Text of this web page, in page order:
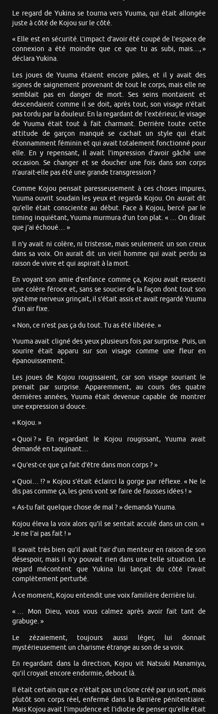
Le regard de Yukina se tourna vers Yuuma, qui était allongée
juste à côté de Kojou sur le côté.
« Elle est en sécurité. L’impact d’avoir été coupé de l’espace de
connexion a été moindre que ce que tu as subi, mais…, »
déclara Yukina.
Les joues de Yuuma étaient encore pâles, et il y avait des
signes de saignement provenant de tout le corps, mais elle ne
semblait pas en danger de mort. Ses seins montaient et
descendaient comme il se doit, après tout, son visage n’était
pas tordu par la douleur. En la regardant de l’extérieur, le visage
de Yuuma était tout à fait charmant. Derrière toute cette
attitude de garçon manqué se cachait un style qui était
étonnamment féminin et qui avait totalement fonctionné pour
elle. En y repensant, il avait l’impression d’avoir gâché une
occasion. Se changer et se doucher une fois dans son corps
n’aurait-elle pas été une grande transgression ?
Comme Kojou pensait paresseusement à ces choses impures,
Yuuma ouvrit soudain les yeux et regarda Kojou. On aurait dit
qu’elle était consciente au début. Face à Kojou, bercé par le
timing inquiétant, Yuuma murmura d’un ton plat. « … On dirait
que j’ai échoué… »
Il n’y avait ni colère, ni tristesse, mais seulement un son creux
dans sa voix. On aurait dit un vieil homme qui avait perdu sa
raison de vivre et qui aspirait à la mort.
En voyant son amie d’enfance comme ça, Kojou avait ressenti
une colère féroce et, sans se soucier de la façon dont tout son
système nerveux grinçait, il s’était assis et avait regardé Yuuma
d’un air fixe.
« Non, ce n’est pas ça du tout. Tu as été libérée. »
Yuuma avait cligné des yeux plusieurs fois par surprise. Puis, un
sourire était apparu sur son visage comme une fleur en
épanouissement.
Les joues de Kojou rougissaient, car son visage souriant le
prenait par surprise. Apparemment, au cours des quatre
dernières années, Yuuma était devenue capable de montrer
une expression si douce.
« Kojou. »
« Quoi ? » En regardant le Kojou rougissant, Yuuma avait
demandé en taquinant…
« Qu’est-ce que ça fait d’être dans mon corps ? »
« Quoi… !? » Kojou s’était éclairci la gorge par réflexe. « Ne le
dis pas comme ça, les gens vont se faire de fausses idées ! »
« As-tu fait quelque chose de mal ? » demanda Yuuma.
Kojou éleva la voix alors qu’il se sentait acculé dans un coin. «
Je ne l’ai pas fait ! »
Il savait très bien qu’il avait l’air d’un menteur en raison de son
désespoir, mais il n’y pouvait rien dans une telle situation. Le
regard mécontent que Yukina lui lançait du côté l’avait
complètement perturbé.
À ce moment, Kojou entendit une voix familière derrière lui.
« … Mon Dieu, vous vous calmez après avoir fait tant de
grabuge. »
Le zézaiement, toujours aussi léger, lui donnait
mystérieusement un charisme étrange au son de sa voix.
En regardant dans la direction, Kojou vit Natsuki Manamiya,
qu’il croyait encore endormie, debout là.
Il était certain que ce n’était pas un clone créé par un sort, mais
plutôt son corps réel, enfermé dans la Barrière pénitentiaire.
Mais Kojou avait l’impudence et l’idiotie de penser qu’elle était